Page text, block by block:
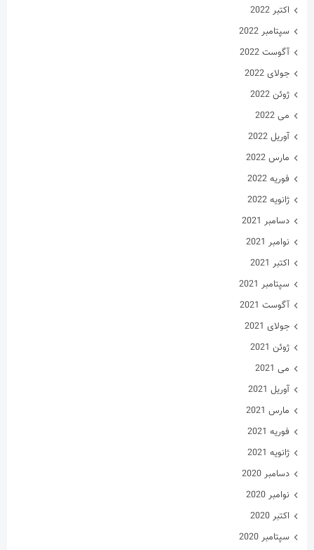
اکتبر 2022
سپتامبر 2022
آگوست 2022
جولای 2022
ژوئن 2022
می 2022
آوریل 2022
مارس 2022
فوریه 2022
ژانویه 2022
دسامبر 2021
نوامبر 2021
اکتبر 2021
سپتامبر 2021
آگوست 2021
جولای 2021
ژوئن 2021
می 2021
آوریل 2021
مارس 2021
فوریه 2021
ژانویه 2021
دسامبر 2020
نوامبر 2020
اکتبر 2020
سپتامبر 2020